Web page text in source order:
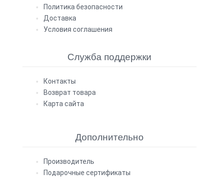
Политика безопасности
Доставка
Условия соглашения
Служба поддержки
Контакты
Возврат товара
Карта сайта
Дополнительно
Производитель
Подарочные сертификаты